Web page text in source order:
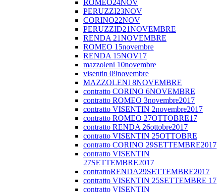
ROMEO24NOV
PERUZZI23NOV
CORINO22NOV
PERUZZID21NOVEMBRE
RENDA 21NOVEMBRE
ROMEO 15novembre
RENDA 15NOV17
mazzoleni 10novembre
visentin 09novembre
MAZZOLENI 8NOVEMBRE
contratto CORINO 6NOVEMBRE
contratto ROMEO 3novembre2017
contratto VISENTIN 2novembre2017
contratto ROMEO 27OTTOBRE17
contratto RENDA 26ottobre2017
contratto VISENTIN 25OTTOBRE
contratto CORINO 29SETTEMBRE2017
contratto VISENTIN
27SETTEMBRE2017
contrattoRENDA29SETTEMBRE2017
contratto VISENTIN 25SETTEMBRE 17
contratto VISENTIN